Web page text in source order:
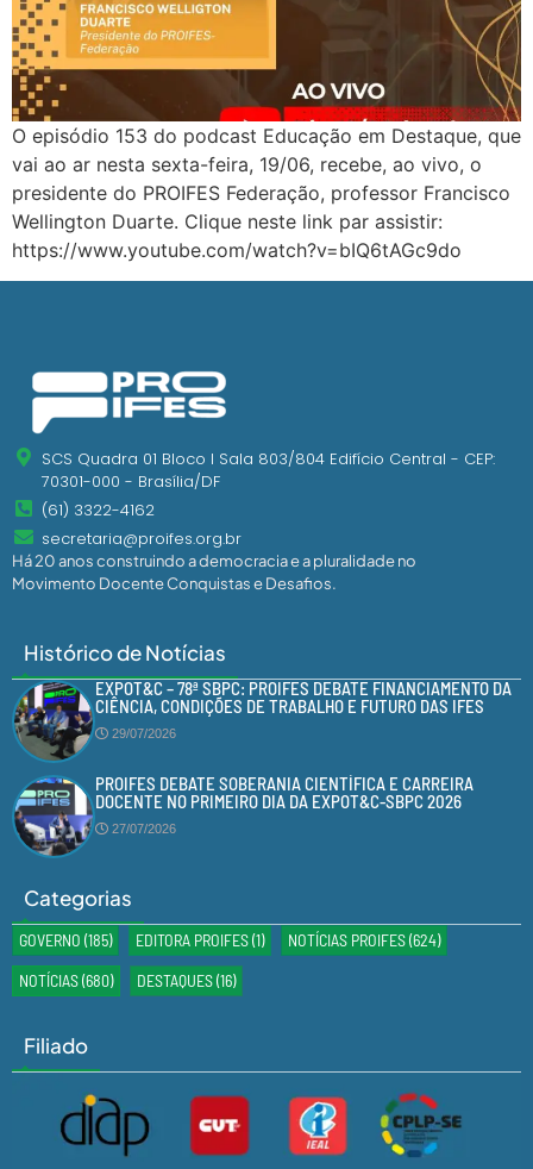
O episódio 153 do podcast Educação em Destaque, que
vai ao ar nesta sexta-feira, 19/06, recebe, ao vivo, o
presidente do PROIFES Federação, professor Francisco
Wellington Duarte. Clique neste link par assistir:
https://www.youtube.com/watch?v=bIQ6tAGc9do
SCS Quadra 01 Bloco I Sala 803/804 Edifício Central - CEP:
70301-000 - Brasília/DF
(61) 3322-4162
secretaria@proifes.org.br
Há 20 anos construindo a democracia e a pluralidade no
Movimento Docente Conquistas e Desafios.
Histórico de Notícias
EXPOT&C – 78ª SBPC: PROIFES DEBATE FINANCIAMENTO DA
CIÊNCIA, CONDIÇÕES DE TRABALHO E FUTURO DAS IFES
29/07/2026
PROIFES DEBATE SOBERANIA CIENTÍFICA E CARREIRA
DOCENTE NO PRIMEIRO DIA DA EXPOT&C-SBPC 2026
27/07/2026
Categorias
GOVERNO (185) EDITORA PROIFES(1) NOTÍCIAS PROIFES(624)
NOTÍCIAS(680) DESTAQUES(16)
Filiado